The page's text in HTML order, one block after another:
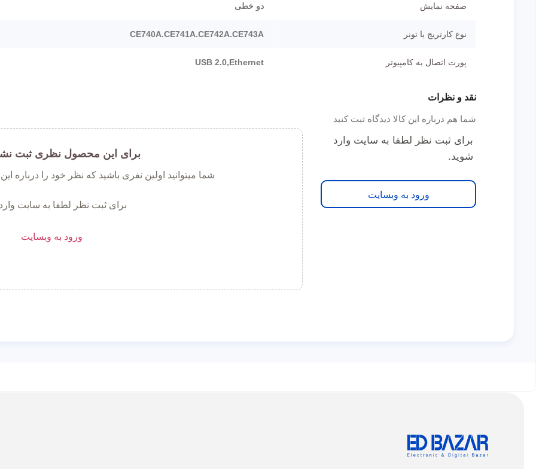
صفحه نمایش دو خطی
نوع کارتریج یا تونر CE740A.CE741A.CE742A.CE743A
پورت اتصال به کامپیوتر USB 2.0,Ethernet
نقد و نظرات
شما هم درباره این کالا دیدگاه ثبت کنید
برای ثبت نظر لطفا به سایت وارد
شوید.
ورود به وبسایت
برای این محصول نظری ثبت
شما میتوانید اولین نفری باشید که نظر خود را درباره
برای ثبت نظر لطفا به سایت
ورود به وبسایت